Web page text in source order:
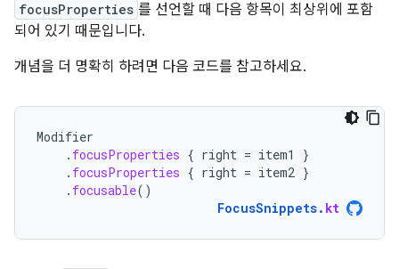
focusProperties 를 선언할 때 다음 항목이 최상위에 포함
되어 있기 때문입니다.
개념을 더 명확히 하려면 다음 코드를 참고하세요.
Modifier
. focusProperties { right = item1
}
. focusProperties { right = item2 }
. focusable()
FocusSnippets. kt